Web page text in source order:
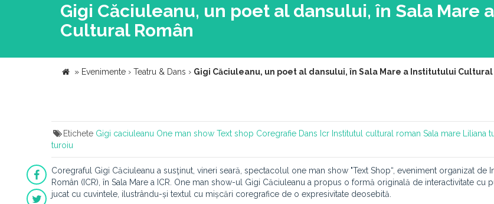
Gigi Căciuleanu, un poet al dansului, în Sala Mare
Cultural Român
» Evenimente › Teatru & Dans › Gigi Căciuleanu, un poet al dansului, în Sala Mare a Institutului Cultural
Etichete Gigi caciuleanu One man show Text shop Coregrafie Dans Icr Institutul cultural roman Sala mare Liliana
turoiu
Coregraful Gigi Căciuleanu a susţinut, vineri seară, spectacolul one man show "Text Shop“, eveniment organizat de
Român (ICR), în Sala Mare a ICR. One man show-ul Gigi Căciuleanu a propus o formă originală de interactivitate cu
jucat cu cuvintele, ilustrându-și textul cu mișcări coregrafice de o expresivitate deosebită.